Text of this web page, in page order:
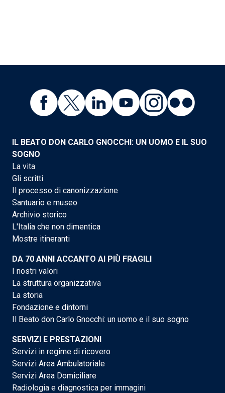
IL BEATO DON CARLO GNOCCHI: UN UOMO E IL SUO
SOGNO
La vita
Gli scritti
Il processo di canonizzazione
Santuario e museo
Archivio storico
L'Italia che non dimentica
Mostre itineranti
DA 70 ANNI ACCANTO AI PIÙ FRAGILI
I nostri valori
La struttura organizzativa
La storia
Fondazione e dintorni
Il Beato don Carlo Gnocchi: un uomo e il suo sogno
SERVIZI E PRESTAZIONI
Servizi in regime di ricovero
Servizi Area Ambulatoriale
Servizi Area Domiciliare
Radiologia e diagnostica per immagini